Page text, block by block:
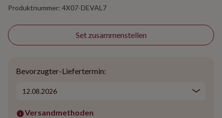
Produktnummer: 4X07-DEVAL7
Set zusammenstellen
Bevorzugter-Liefertermin:
Versandmethoden